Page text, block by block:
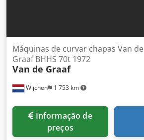
Wijchen 1 753 km
Máquinas de curvar chapas Van de
Graaf BHHS 70t 1972
Van de Graaf
preços